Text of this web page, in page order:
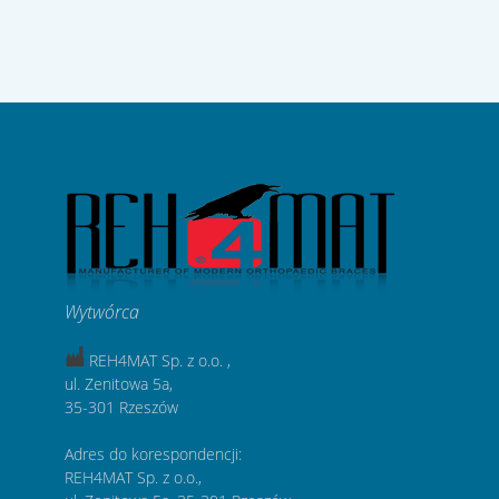
Wytwórca
REH4MAT Sp. z o.o. ,
ul. Zenitowa 5a,
35-301 Rzeszów
Adres do korespondencji:
REH4MAT Sp. z o.o.,